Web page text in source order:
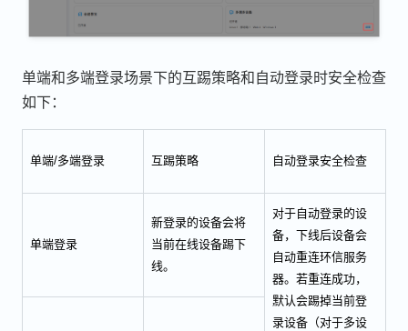
单端和多端登录场景下的互踢策略和自动登录时安全检查
如下：
单端/多端登录 互踢策略 自动登录安全检查
单端登录
新登录的设备会将
当前在线设备踢下
线。
对于自动登录的设
备，下线后设备会
自动重连环信服务
器。若重连成功，
默认会踢掉当前登
录设备（对于多设